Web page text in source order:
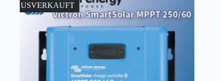
AUSVERKAUFT